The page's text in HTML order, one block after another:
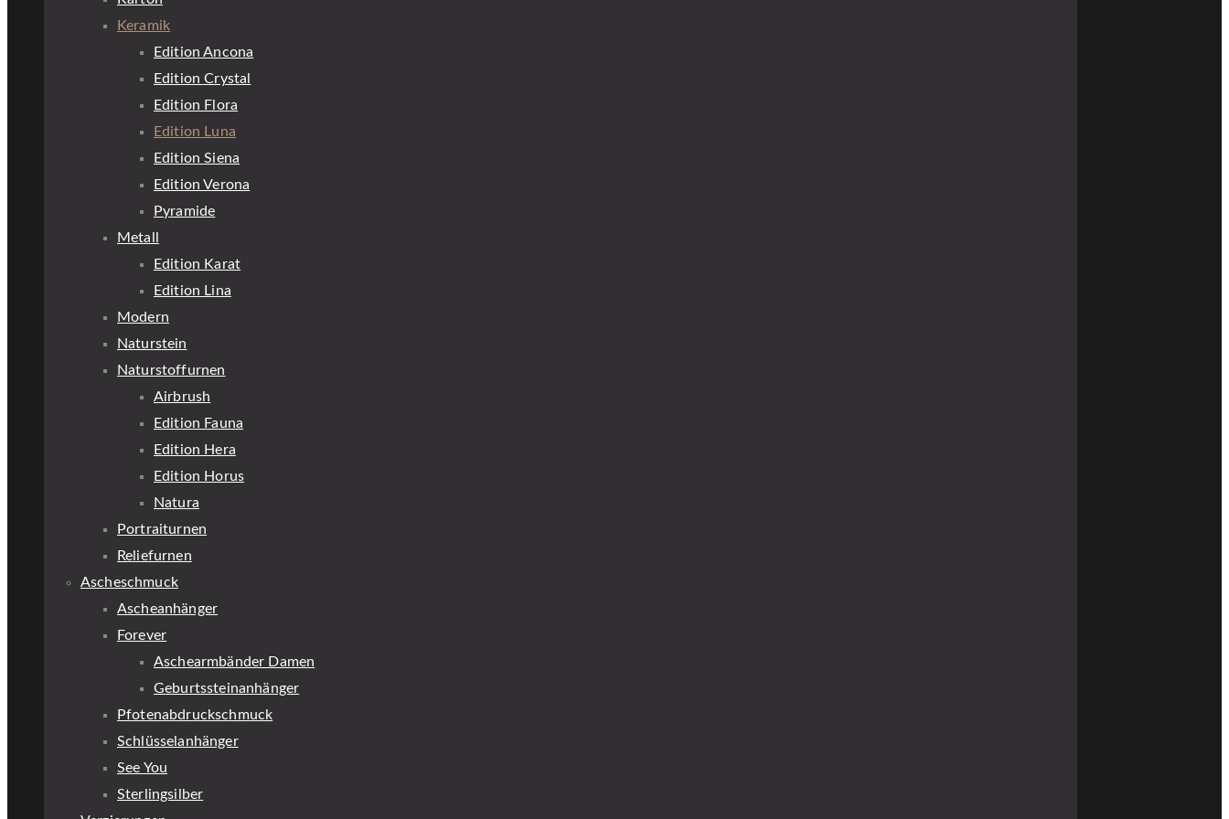
Keramik
Edition Ancona
Edition Crystal
Edition Flora
Edition Luna
Edition Siena
Edition Verona
Pyramide
Metall
Edition Karat
Edition Lina
Modern
Naturstein
Naturstoffurnen
Airbrush
Edition Fauna
Edition Hera
Edition Horus
Natura
Portraiturnen
Reliefurnen
Ascheschmuck
Ascheanhänger
Forever
Aschearmbänder Damen
Geburtssteinanhänger
Pfotenabdruckschmuck
Schlüsselanhänger
See You
Sterlingsilber